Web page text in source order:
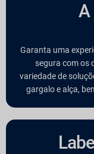
A
Garanta uma
segura com os
variedade de
gargalo e alça,